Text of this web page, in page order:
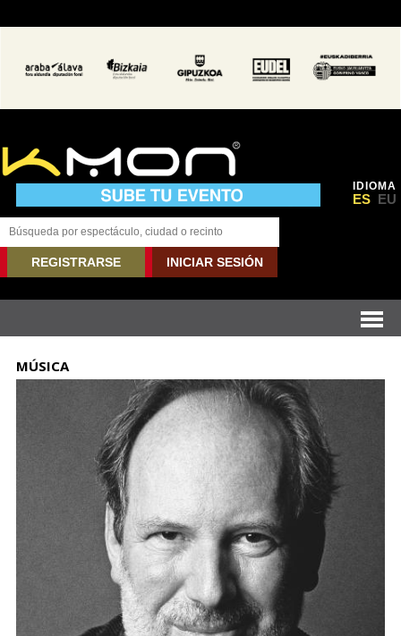
IDIOMA
ES EU
REGISTRARSE INICIAR SESIÓN
MÚSICA